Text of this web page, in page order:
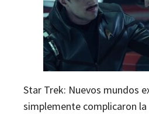
Star Trek: Nuevos mundos
simplemente complicaron la